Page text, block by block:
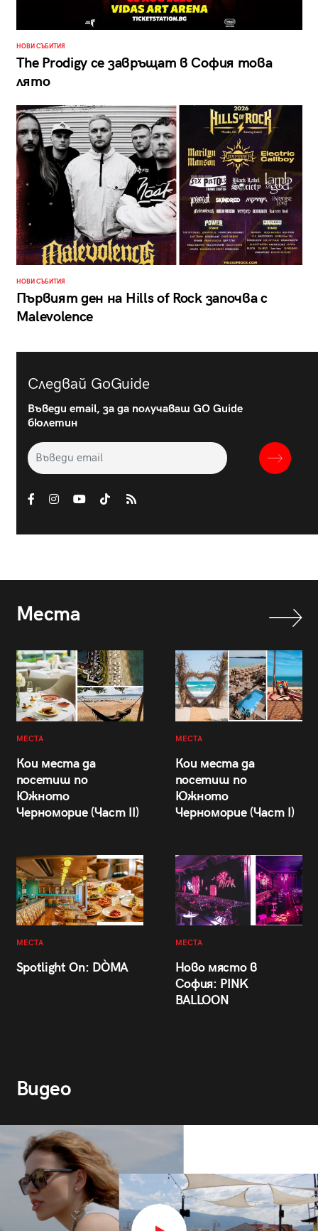
НОВИ СЪБИТИЯ
The Prodigy се завръщат в София това
лято
НОВИ СЪБИТИЯ
Първият ден на Hills of Rock започва с
Malevolence
Следвай GoGuide
Въведи email, за да получаваш GO Guide
бюлетин
Места
МЕСТА
Кои места да
посетиш по
Южното
Черноморие (Част II)
МЕСТА
Кои места да
посетиш по
Южното
Черноморие (Част I)
МЕСТА
Spotlight On: DÒMA
МЕСТА
Ново място в
София: PINK
BALLOON
Видео